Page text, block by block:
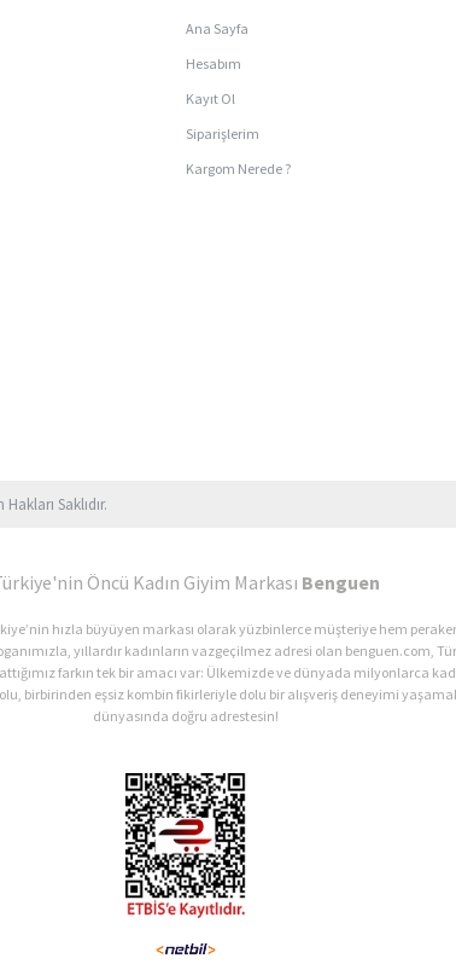
Ana Sayfa
Hesabım
Kayıt Ol
Siparişlerim
Kargom Nerede ?
Saklıdır.
Öncü Kadın Giyim Markası Benguen
hızla büyüyen markası olarak yüzbinlerce müşteriye hem
yıllardır kadınların vazgeçilmez adresi olan benguen.com,
farkın tek bir amacı var: Ülkemizde ve dünyada milyonlarca
birbirinden eşsiz kombin fikirleriyle dolu bir alışveriş deneyimi
dünyasında doğru adrestesin!